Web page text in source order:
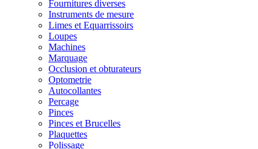
Fournitures diverses
Instruments de mesure
Limes et Equarrissoirs
Loupes
Machines
Marquage
Occlusion et obturateurs
Optometrie
Autocollantes
Percage
Pinces
Pinces et Brucelles
Plaquettes
Polissage